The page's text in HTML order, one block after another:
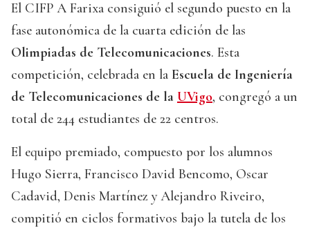
El CIFP A Farixa consiguió el segundo puesto en la
fase autonómica de la cuarta edición de las
Olimpiadas de Telecomunicaciones. Esta
competición, celebrada en la Escuela de Ingeniería
de Telecomunicaciones de la UVigo, congregó a un
total de 244 estudiantes de 22 centros.
El equipo premiado, compuesto por los alumnos
Hugo Sierra, Francisco David Bencomo, Oscar
Cadavid, Denis Martínez y Alejandro Riveiro,
compitió en ciclos formativos bajo la tutela de los